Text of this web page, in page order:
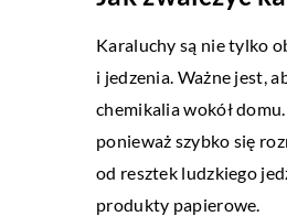
Karaluchy są nie tylko
i jedzenia. Ważne jest,
chemikalia wokół
ponieważ szybko się
od resztek ludzkiego
produkty papierowe.
LIFE & STYLE
Postaw na ekologię w